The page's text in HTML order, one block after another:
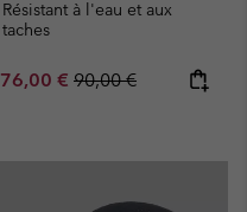
Résistant à l'eau et aux
taches
Sale price:
76,00 € Regular price:
90,00 €